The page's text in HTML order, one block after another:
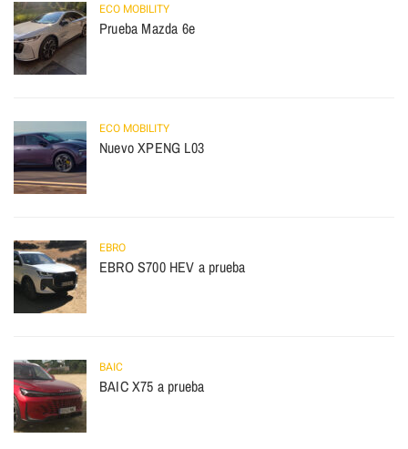
ECO MOBILITY
Prueba Mazda 6e
ECO MOBILITY
Nuevo XPENG L03
EBRO
EBRO S700 HEV a prueba
BAIC
BAIC X75 a prueba